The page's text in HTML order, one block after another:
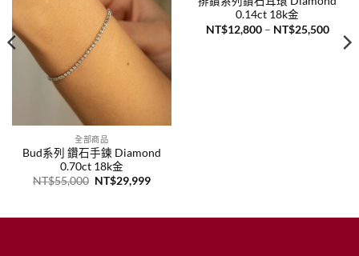
全部商品
Bud系列 鑽石手鍊 Diamond
0.70ct 18k金
NT$55,000 原
NT$55,000。
NT$29,999目
NT$29,999。
0.14ct 18k金
NT$12,800 – NT$25,500價